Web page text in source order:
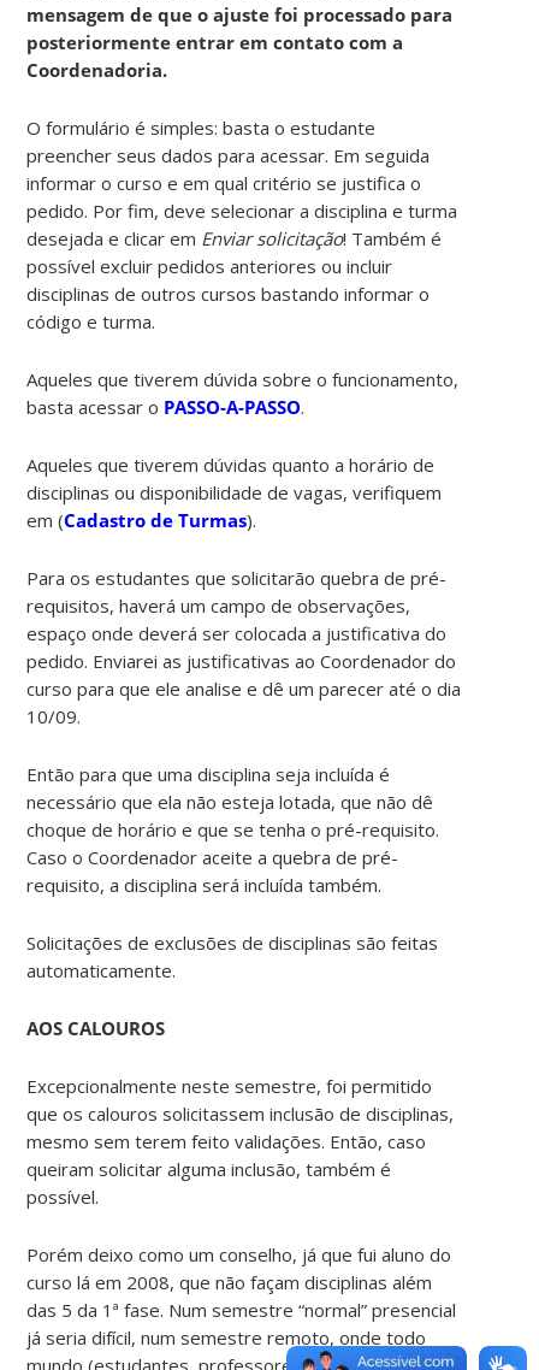
mensagem de que o ajuste foi processado para
posteriormente entrar em contato com a
Coordenadoria.
O formulário é simples: basta o estudante
preencher seus dados para acessar. Em seguida
informar o curso e em qual critério se justifica o
pedido. Por fim, deve selecionar a disciplina e turma
desejada e clicar em Enviar solicitação! Também é
possível excluir pedidos anteriores ou incluir
disciplinas de outros cursos bastando informar o
código e turma.
Aqueles que tiverem dúvida sobre o funcionamento,
basta acessar o PASSO-A-PASSO.
Aqueles que tiverem dúvidas quanto a horário de
disciplinas ou disponibilidade de vagas, verifiquem
em (Cadastro de Turmas).
Para os estudantes que solicitarão quebra de pré-
requisitos, haverá um campo de observações,
espaço onde deverá ser colocada a justificativa do
pedido. Enviarei as justificativas ao Coordenador do
curso para que ele analise e dê um parecer até o dia
10/09.
Então para que uma disciplina seja incluída é
necessário que ela não esteja lotada, que não dê
choque de horário e que se tenha o pré-requisito.
Caso o Coordenador aceite a quebra de pré-
requisito, a disciplina será incluída também.
Solicitações de exclusões de disciplinas são feitas
automaticamente.
AOS CALOUROS
Excepcionalmente neste semestre, foi permitido
que os calouros solicitassem inclusão de disciplinas,
mesmo sem terem feito validações. Então, caso
queiram solicitar alguma inclusão, também é
possível.
Porém deixo como um conselho, já que fui aluno do
curso lá em 2008, que não façam disciplinas além
das 5 da 1ª fase. Num semestre “normal” presencial
já seria difícil, num semestre remoto, onde todo
mundo (estudantes, professores e técnicos) estão